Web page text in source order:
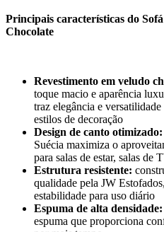
Principais características do
Chocolate
Revestimento em veludo
toque macio e aparência
traz elegância e
estilos de decoração
Design de canto otimizado:
Suécia maximiza o
para salas de estar, salas de
Estrutura resistente:
qualidade pela JW
estabilidade para uso diário
Espuma de alta densidade:
espuma que proporciona